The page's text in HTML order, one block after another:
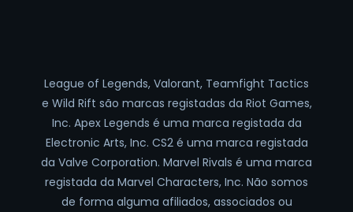
League of Legends, Valorant, Teamfight Tactics
e Wild Rift são marcas registadas da Riot Games,
Inc. Apex Legends é uma marca registada da
Electronic Arts, Inc. CS2 é uma marca registada
da Valve Corporation. Marvel Rivals é uma marca
registada da Marvel Characters, Inc. Não somos
de forma alguma afiliados, associados ou